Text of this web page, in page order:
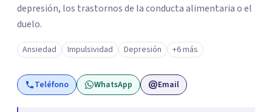
depresión, los trastornos de la conducta alimentaria o el
duelo.
Ansiedad Impulsividad Depresión +6 más
Teléfono WhatsApp Email